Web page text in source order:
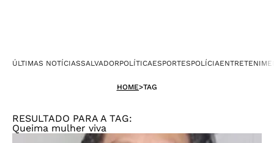
ÚLTIMAS NOTÍCIASSALVADORPOLÍTICAESPORTESPOLÍCIA
HOME>TAG
RESULTADO PARA A TAG:
Queima mulher viva